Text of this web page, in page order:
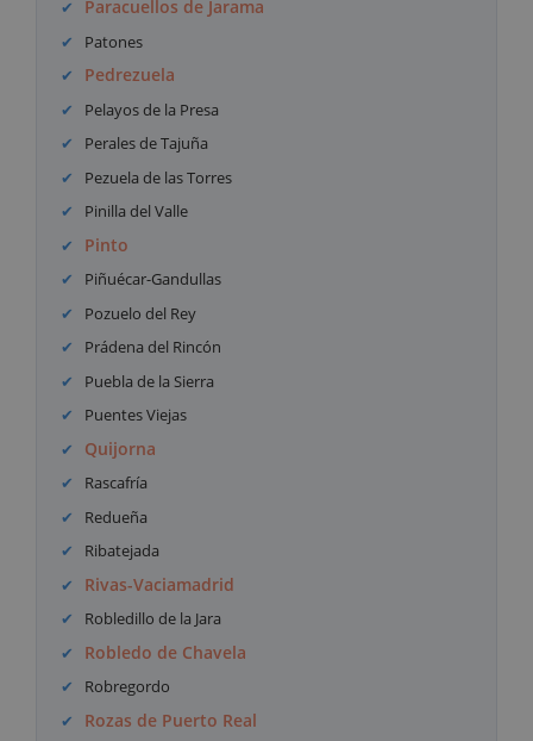
Paracuellos de Jarama
Patones
Pedrezuela
Pelayos de la Presa
Perales de Tajuña
Pezuela de las Torres
Pinilla del Valle
Pinto
Piñuécar-Gandullas
Pozuelo del Rey
Prádena del Rincón
Puebla de la Sierra
Puentes Viejas
Quijorna
Rascafría
Redueña
Ribatejada
Rivas-Vaciamadrid
Robledillo de la Jara
Robledo de Chavela
Robregordo
Rozas de Puerto Real